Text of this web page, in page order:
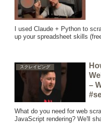
I used Claude + Python to
up your spreadsheet skills
スクレイピング
–
What do you need for web
JavaScript rendering? We'll